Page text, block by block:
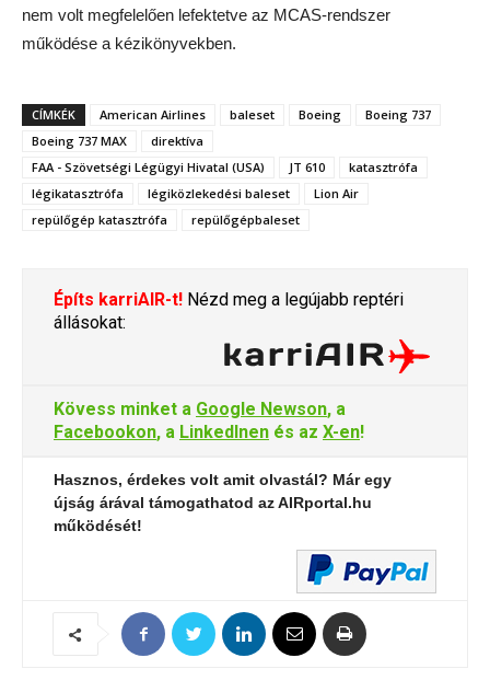
nem volt megfelelően lefektetve az MCAS-rendszer
működése a kézikönyvekben.
CÍMKÉK American Airlines baleset Boeing
Boeing 737
Boeing 737 MAX
direktíva
FAA - Szövetségi Légügyi Hivatal (USA)
JT 610
katasztrófa
légikatasztrófa
légiközlekedési baleset
Lion Air
repülőgép katasztrófa
repülőgépbaleset
Építs karriAIR-t! Nézd meg a legújabb reptéri
állásokat:
Kövess minket a Google Newson, a
Facebookon, a LinkedInen és az X-en!
Hasznos, érdekes volt amit olvastál? Már egy
újság árával támogathatod az AIRportal.hu
működését!